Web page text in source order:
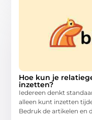
Hoe kun je
inzetten?
Iedereen denkt
alleen kunt inzetten
Bedruk de artikelen en